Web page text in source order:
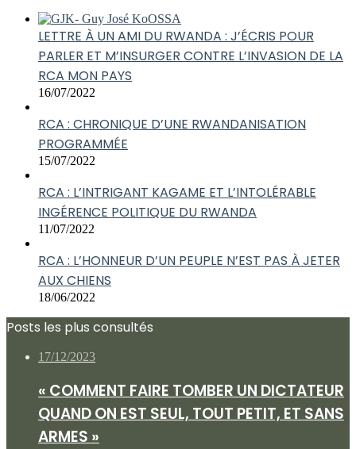
LETTRE À UN AMI DU RWANDA : J’ÉCRIS POUR
PARLER ET M’INSURGER CONTRE L’INVASION DE LA
RCA MON PAYS
16/07/2022
RCA : CHRONIQUE D’UNE RWANDANISATION
PROGRAMMÉE
15/07/2022
RCA : L’INTRIGANT KAGAME ET L’INTOLÉRABLE
INGÉRENCE POLITIQUE DU RWANDA
11/07/2022
RCA : L’HONNEUR D’UN PEUPLE N’EST PAS À JETER
AUX CHIENS
18/06/2022
Posts les plus consultés
17/12/2023
« COMMENT FAIRE TOMBER UN DICTATEUR
QUAND ON EST SEUL, TOUT PETIT, ET SANS
ARMES »